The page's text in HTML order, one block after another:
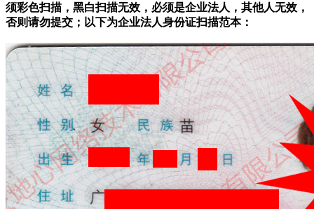
须彩色扫描，黑白扫描无效，必须是企业法人，其他人无效，
否则请勿提交；以下为企业法人身份证扫描范本：